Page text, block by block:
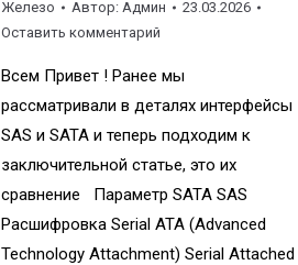
Железо Автор: Админ
23.03.2026
Оставить комментарий
Всем Привет ! Ранее мы
рассматривали в деталях интерфейсы
SAS и SATA и теперь подходим к
заключительной статье, это их
сравнение Параметр SATA SAS
Расшифровка Serial ATA (Advanced
Technology Attachment) Serial Attached